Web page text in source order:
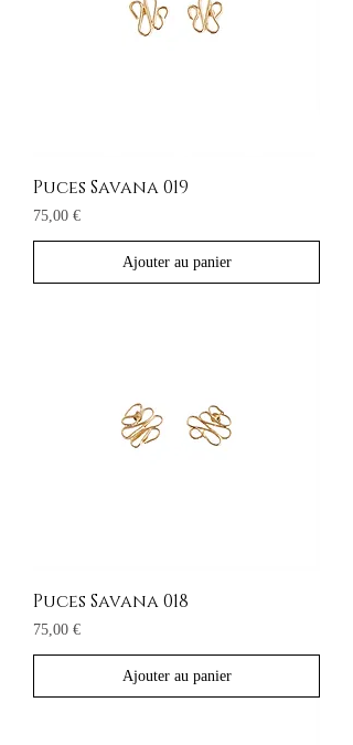
Puces Savana 019
Prix
75,00 €
Ajouter au panier
Puces Savana 018
Prix
75,00 €
Ajouter au panier